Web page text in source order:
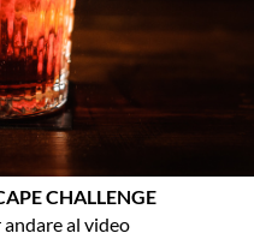
CHALLENGE
al video